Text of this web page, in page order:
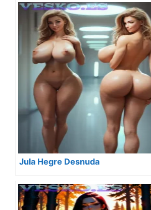
Jula Hegre Desnuda